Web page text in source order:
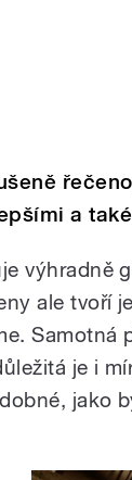
a
výhradně
ale tvoří
Samotná
je i
jako